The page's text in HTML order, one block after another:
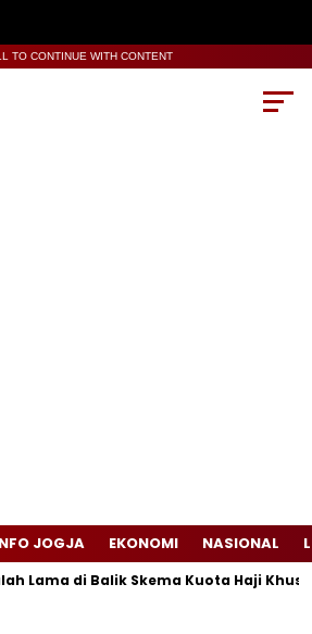
TO CONTINUE WITH CONTENT
JOGJA EKONOMI NASIONAL
Lama di Balik Skema Kuota Haji